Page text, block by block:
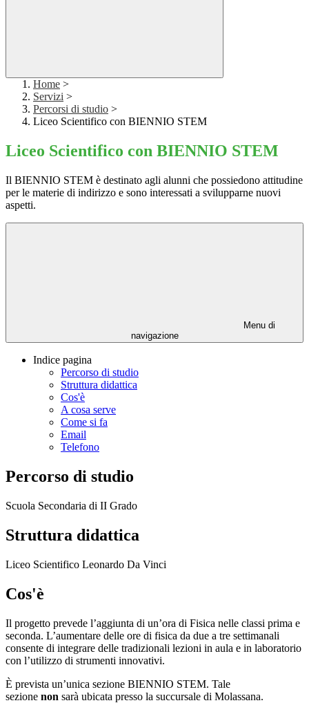
Home >
Servizi >
Percorsi di studio >
Liceo Scientifico con BIENNIO STEM
Liceo Scientifico con BIENNIO STEM
Il BIENNIO STEM è destinato agli alunni che possiedono attitudine
per le materie di indirizzo e sono interessati a svilupparne nuovi
aspetti.
Menu di
navigazione
Indice pagina
Percorso di studio
Struttura didattica
Cos'è
A cosa serve
Come si fa
Email
Telefono
Percorso di studio
Scuola Secondaria di II Grado
Struttura didattica
Liceo Scientifico Leonardo Da Vinci
Cos'è
Il progetto prevede l’aggiunta di un’ora di Fisica nelle classi prima e
seconda. L’aumentare delle ore di fisica da due a tre settimanali
consente di integrare delle tradizionali lezioni in aula e in laboratorio
con l’utilizzo di strumenti innovativi.
È prevista un’unica sezione BIENNIO STEM. Tale
sezione non sarà ubicata presso la succursale di Molassana.